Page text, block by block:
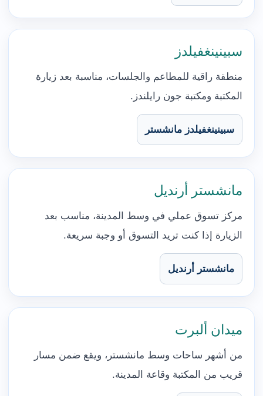
سبينينغفيلدز
منطقة راقية للمطاعم والجلسات، مناسبة بعد زيارة
المكتبة ومكتبة جون رايلندز.
سبينينغفيلدز مانشستر
مانشستر أرنديل
مركز تسوق عملي في وسط المدينة، مناسب بعد
الزيارة إذا كنت تريد التسوق أو وجبة سريعة.
مانشستر أرنديل
ميدان ألبرت
من أشهر ساحات وسط مانشستر، ويقع ضمن مسار
قريب من المكتبة وقاعة المدينة.